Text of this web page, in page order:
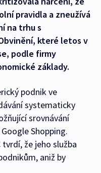
pravidla a zneužívá
na trhu s
které letos v
podle firmy
základy.
podnik ve
systematicky
srovnávání
Shopping.
že jeho služba
aniž by